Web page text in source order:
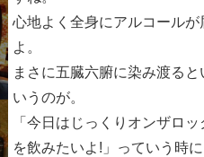
心地よく全身にアルコール
よ。
まさに五臓六腑に染み渡る
いうのが。
「今日はじっくりオンザロ
を飲みたいよ!」っていう時